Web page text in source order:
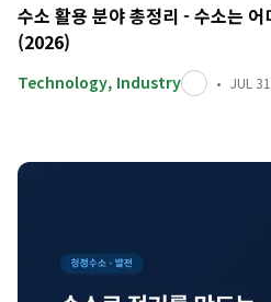
수소 활용 분야 총정리 - 수소는
(2026)
Technology, Industry JUL